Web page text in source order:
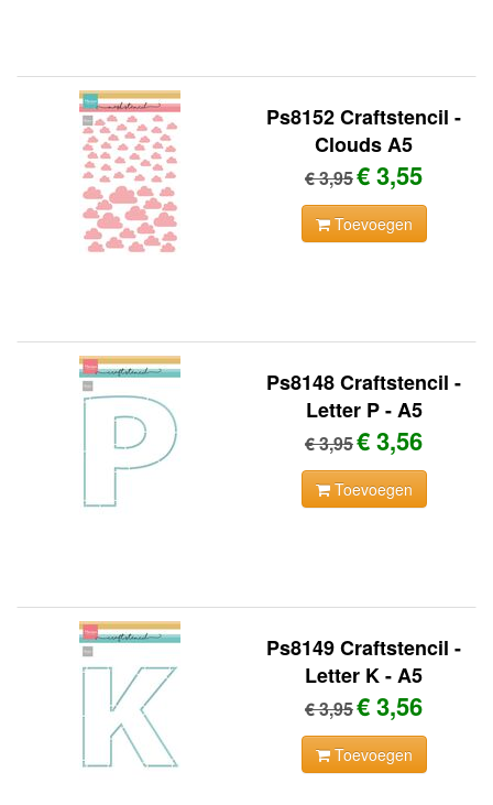
Ps8152 Craftstencil -
Clouds A5
€ 3,95€ 3,55
Toevoegen
Ps8148 Craftstencil -
Letter P - A5
€ 3,95€ 3,56
Toevoegen
Ps8149 Craftstencil -
Letter K - A5
€ 3,95€ 3,56
Toevoegen